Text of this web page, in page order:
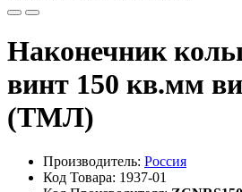
Наконечник
винт 150 кв.мм
(ТМЛ)
Производитель: Россия
Код Товара: 1937-01